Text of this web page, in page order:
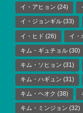
イ・アヒョン (24)
イ・ジョンギル (33)
イ・ヒド (26) イ・
キム・ギュチョル (30)
キム・ソヒョン (31)
キム・ハギュン (31)
キム・ヘオク (38)
キム・ミンジョン (32)